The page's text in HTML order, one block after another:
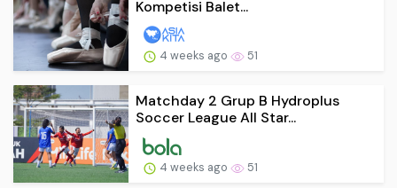
Kompetisi Balet...
4 weeks ago 51
Matchday 2 Grup B Hydroplus
Soccer League All Star...
4 weeks ago 51